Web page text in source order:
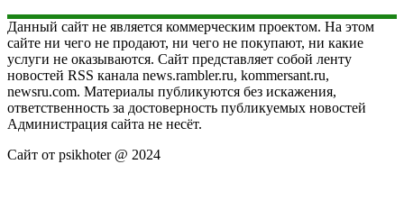
Данный сайт не является коммерческим проектом. На этом
сайте ни чего не продают, ни чего не покупают, ни какие
услуги не оказываются. Сайт представляет собой ленту
новостей RSS канала news.rambler.ru, kommersant.ru,
newsru.com. Материалы публикуются без искажения,
ответственность за достоверность публикуемых новостей
Администрация сайта не несёт.
Сайт от psikhoter @ 2024